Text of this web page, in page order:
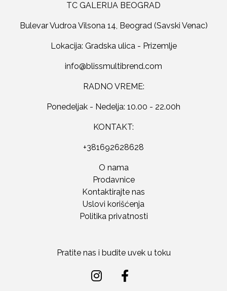
TC GALERIJA BEOGRAD
Bulevar Vudroa Vilsona 14, Beograd (Savski Venac)
Lokacija: Gradska ulica - Prizemlje
RADNO VREME:
Ponedeljak - Nedelja: 10.00 - 22.00h
KONTAKT:
+381692628628
O nama
Prodavnice
Kontaktirajte nas
Uslovi korišćenja
Politika privatnosti
Pratite nas i budite uvek u toku